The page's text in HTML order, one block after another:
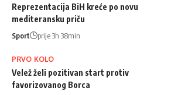
Reprezentacija BiH kreće po novu
mediteransku priču
Sport prije 3h 38min
PRVO KOLO
Velež želi pozitivan start protiv
favorizovanog Borca